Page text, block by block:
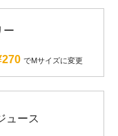
ー
でMサイズに変更
ュース